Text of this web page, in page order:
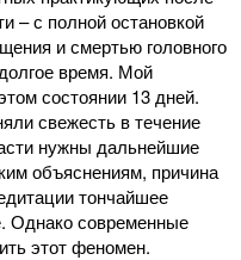
– с полной остановкой
и смертью головного
время. Мой
состоянии 13 дней.
свежесть в течение
нужны дальнейшие
объяснениям, причина
тончайшее
Однако современные
этот феномен.